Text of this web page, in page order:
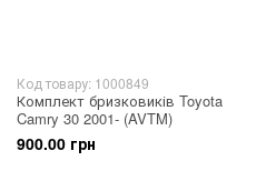
Код товару: 1000849
Комплект бризковиків Toyota
Camry 30 2001- (AVTM)
900.00 грн